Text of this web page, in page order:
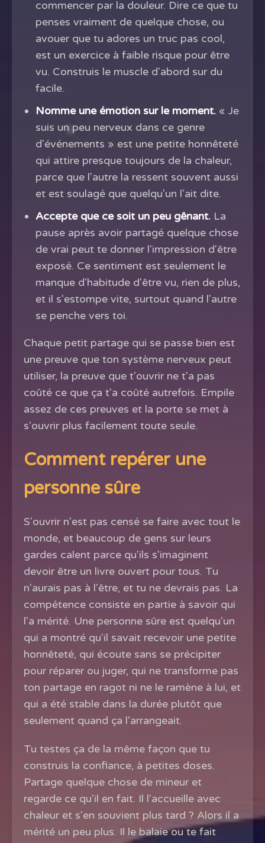
commencer par la douleur. Dire ce que tu
penses vraiment de quelque chose, ou
avouer que tu adores un truc pas cool,
est un exercice à faible risque pour être
vu. Construis le muscle d'abord sur du
facile.
Nomme une émotion sur le moment. « Je
suis un peu nerveux dans ce genre
d'événements » est une petite honnêteté
qui attire presque toujours de la chaleur,
parce que l'autre la ressent souvent aussi
et est soulagé que quelqu'un l'ait dite.
Accepte que ce soit un peu gênant. La
pause après avoir partagé quelque chose
de vrai peut te donner l'impression d'être
exposé. Ce sentiment est seulement le
manque d'habitude d'être vu, rien de plus,
et il s'estompe vite, surtout quand l'autre
se penche vers toi.
Chaque petit partage qui se passe bien est
une preuve que ton système nerveux peut
utiliser, la preuve que t'ouvrir ne t'a pas
coûté ce que ça t'a coûté autrefois. Empile
assez de ces preuves et la porte se met à
s'ouvrir plus facilement toute seule.
Comment repérer une
personne sûre
S'ouvrir n'est pas censé se faire avec tout le
monde, et beaucoup de gens sur leurs
gardes calent parce qu'ils s'imaginent
devoir être un livre ouvert pour tous. Tu
n'aurais pas à l'être, et tu ne devrais pas. La
compétence consiste en partie à savoir qui
l'a mérité. Une personne sûre est quelqu'un
qui a montré qu'il savait recevoir une petite
honnêteté, qui écoute sans se précipiter
pour réparer ou juger, qui ne transforme pas
ton partage en ragot ni ne le ramène à lui, et
qui a été stable dans la durée plutôt que
seulement quand ça l'arrangeait.
Tu testes ça de la même façon que tu
construis la confiance, à petites doses.
Partage quelque chose de mineur et
regarde ce qu'il en fait. Il l'accueille avec
chaleur et s'en souvient plus tard ? Alors il a
mérité un peu plus. Il le balaie ou te fait